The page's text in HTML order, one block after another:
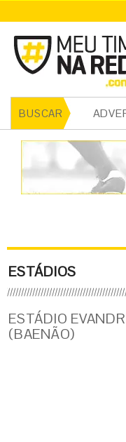
BUSCAR
ESTÁDIOS
ESTÁDIO
(BAENÃO)